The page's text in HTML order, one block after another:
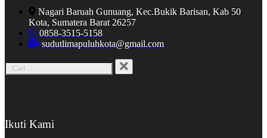
Nagari Baruah Gunuang, Kec.Bukik Barisan, Kab 50
Kota, Sumatera Barat 26257
0858-3515-5158
sudutlimapuluhkota@gmail.com
Ikuti Kami